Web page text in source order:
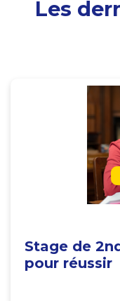
Les
Stage de
pour réussir